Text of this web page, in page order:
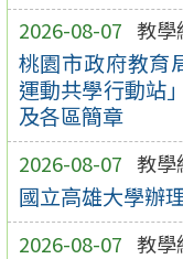
2026-08-07 教學
桃園市政府教育
運動共學行動站
及各區簡章
2026-08-07 教學
國立高雄大學辦
2026-08-07 教學